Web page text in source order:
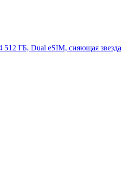
ГБ, Dual eSIM, сияющая звезда